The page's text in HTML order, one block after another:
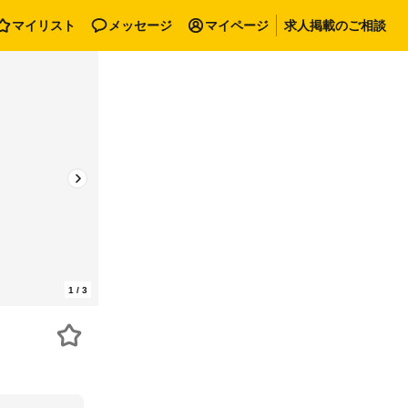
マイリスト メッセージ マイページ 求人掲載のご相談
1 / 3